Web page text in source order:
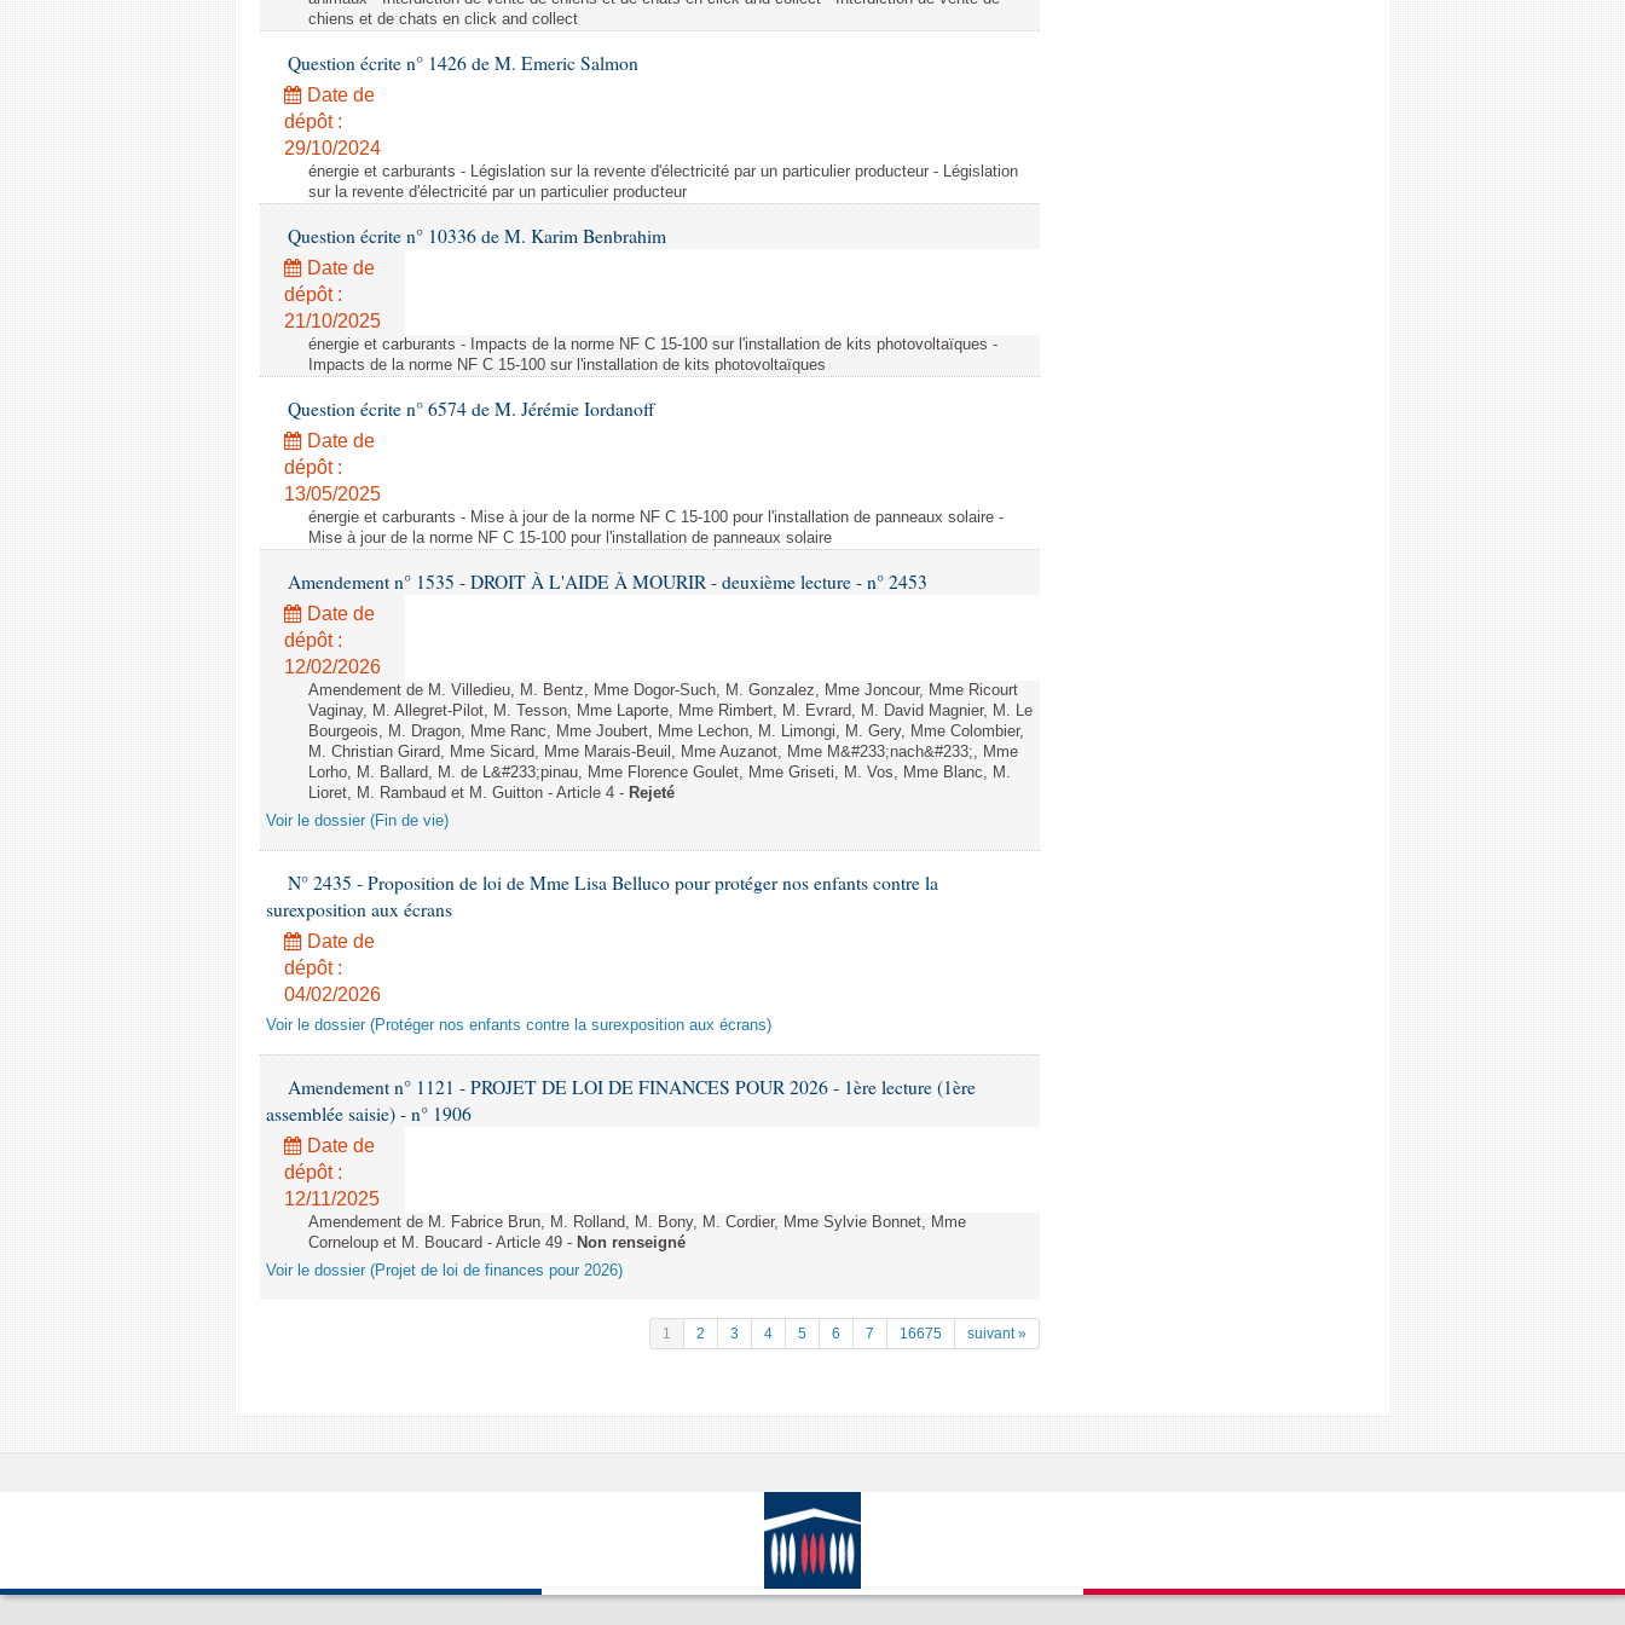
chiens et de chats en click and collect
Question écrite n° 1426 de M. Emeric Salmon
Date de
dépôt :
29/10/2024
énergie et carburants - Législation sur la revente d'électricité par un particulier producteur - Législation
sur la revente d'électricité par un particulier producteur
Question écrite n° 10336 de M. Karim Benbrahim
Date de
dépôt :
21/10/2025
énergie et carburants - Impacts de la norme NF C 15-100 sur l'installation de kits photovoltaïques -
Impacts de la norme NF C 15-100 sur l'installation de kits photovoltaïques
Question écrite n° 6574 de M. Jérémie Iordanoff
Date de
dépôt :
13/05/2025
énergie et carburants - Mise à jour de la norme NF C 15-100 pour l'installation de panneaux solaire -
Mise à jour de la norme NF C 15-100 pour l'installation de panneaux solaire
Amendement n° 1535 - DROIT À L'AIDE À MOURIR - deuxième lecture - n° 2453
Date de
dépôt :
12/02/2026
Amendement de M. Villedieu, M. Bentz, Mme Dogor-Such, M. Gonzalez, Mme Joncour, Mme Ricourt
Vaginay, M. Allegret-Pilot, M. Tesson, Mme Laporte, Mme Rimbert, M. Evrard, M. David Magnier, M. Le
Bourgeois, M. Dragon, Mme Ranc, Mme Joubert, Mme Lechon, M. Limongi, M. Gery, Mme Colombier,
M. Christian Girard, Mme Sicard, Mme Marais-Beuil, Mme Auzanot, Mme M&#233;nach&#233;, Mme
Lorho, M. Ballard, M. de L&#233;pinau, Mme Florence Goulet, Mme Griseti, M. Vos, Mme Blanc, M.
Lioret, M. Rambaud et M. Guitton - Article 4 - Rejeté
Voir le dossier (Fin de vie)
N° 2435 - Proposition de loi de Mme Lisa Belluco pour protéger nos enfants contre la
surexposition aux écrans
Date de
dépôt :
04/02/2026
Voir le dossier (Protéger nos enfants contre la surexposition aux écrans)
Amendement n° 1121 - PROJET DE LOI DE FINANCES POUR 2026 - 1ère lecture (1ère
assemblée saisie) - n° 1906
Date de
dépôt :
12/11/2025
Amendement de M. Fabrice Brun, M. Rolland, M. Bony, M. Cordier, Mme Sylvie Bonnet, Mme
Corneloup et M. Boucard - Article 49 - Non renseigné
Voir le dossier (Projet de loi de finances pour 2026)
1 2 3 4 5 6 7 16675 suivant »